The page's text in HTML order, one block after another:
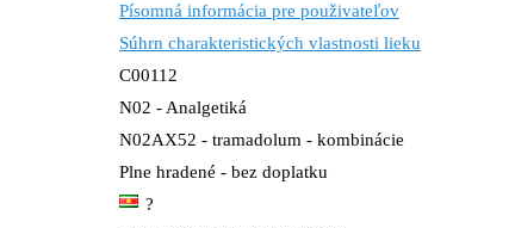
Písomná informácia pre použivateľov
Súhrn charakteristických vlastnosti lieku
C00112
N02 - Analgetiká
N02AX52 - tramadolum - kombinácie
Plne hradené - bez doplatku
?